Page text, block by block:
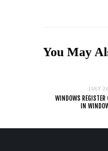
You May
JULY
WINDOWS REGISTER
IN